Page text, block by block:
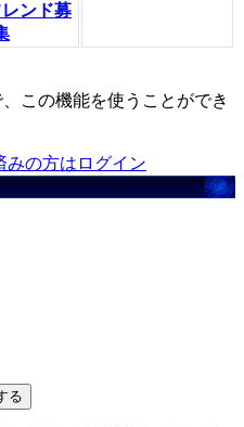
レンド募
この機能を使うことができ
みの方はログイン
る